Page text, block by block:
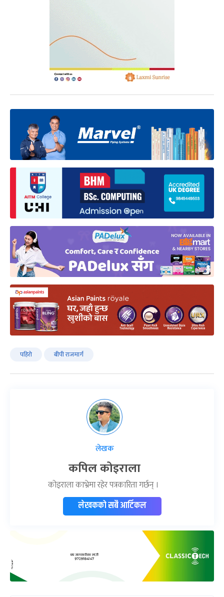
पहिरो बीपी राजमार्ग
लेखक
कपिल कोइराला
कोइराला काभ्रेमा रहेर पत्रकारिता गर्छन् ।
लेखकको सबै आर्टिकल